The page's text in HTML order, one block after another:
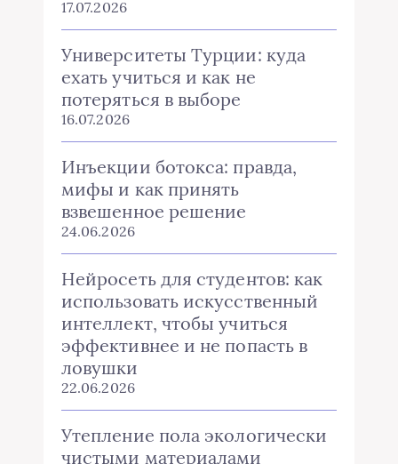
17.07.2026
Университеты Турции: куда
ехать учиться и как не
потеряться в выборе
16.07.2026
Инъекции ботокса: правда,
мифы и как принять
взвешенное решение
24.06.2026
Нейросеть для студентов: как
использовать искусственный
интеллект, чтобы учиться
эффективнее и не попасть в
ловушки
22.06.2026
Утепление пола экологически
чистыми материалами